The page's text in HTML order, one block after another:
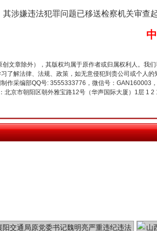
嫌违法犯罪问题已移送检察机关审查起
文章除外），其版权均属于原作者或归属权利人。我
了解法律、法规、政策，如无意侵犯到贵公司或个人
作采编部QQ号: 3555333776，微信号：GAN160003
京市朝阳区朝外雅宝路12号（华声国际大厦）1层 1